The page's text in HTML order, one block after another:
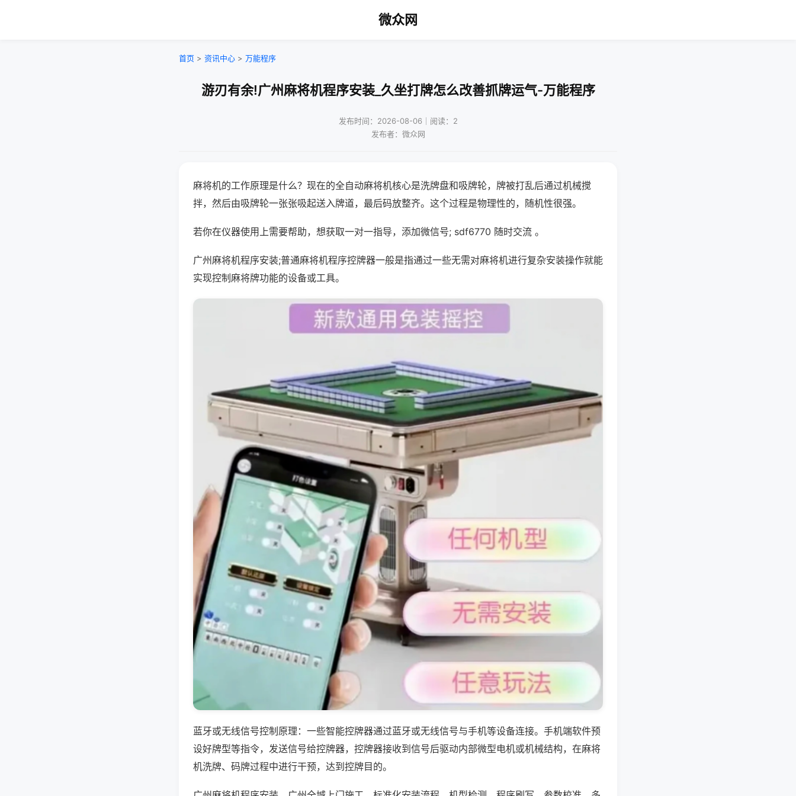
微众网
首页 > 资讯中心 > 万能程序
游刃有余!广州麻将机程序安装_久坐打牌怎么改善抓牌运气-万能程序
发布时间：2026-08-06｜阅读：2
发布者：微众网
麻将机的工作原理是什么？现在的全自动麻将机核心是洗牌盘和吸牌轮，牌被打乱后通过机械搅
拌，然后由吸牌轮一张张吸起送入牌道，最后码放整齐。这个过程是物理性的，随机性很强。
若你在仪器使用上需要帮助，想获取一对一指导，添加微信号; sdf6770 随时交流 。
广州麻将机程序安装;普通麻将机程序控牌器一般是指通过一些无需对麻将机进行复杂安装操作就能
实现控制麻将牌功能的设备或工具。
蓝牙或无线信号控制原理：一些智能控牌器通过蓝牙或无线信号与手机等设备连接。手机端软件预
设好牌型等指令，发送信号给控牌器，控牌器接收到信号后驱动内部微型电机或机械结构，在麻将
机洗牌、码牌过程中进行干预，达到控牌目的。